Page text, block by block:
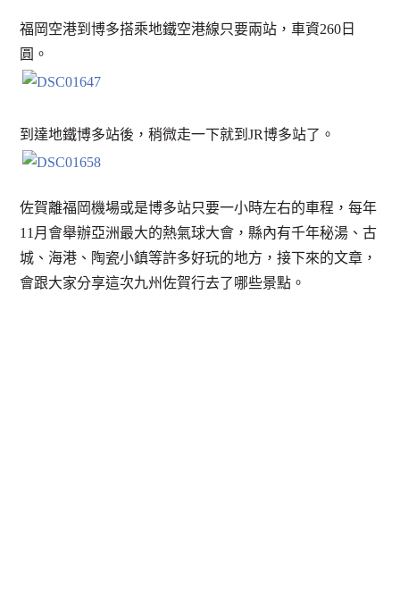
福岡空港到博多搭乘地鐵空港線只要兩站，車資260日
圓。
到達地鐵博多站後，稍微走一下就到JR博多站了。
佐賀離福岡機場或是博多站只要一小時左右的車程，每年
11月會舉辦亞洲最大的熱氣球大會，縣內有千年秘湯、古
城、海港、陶瓷小鎮等許多好玩的地方，接下來的文章，
會跟大家分享這次九州佐賀行去了哪些景點。